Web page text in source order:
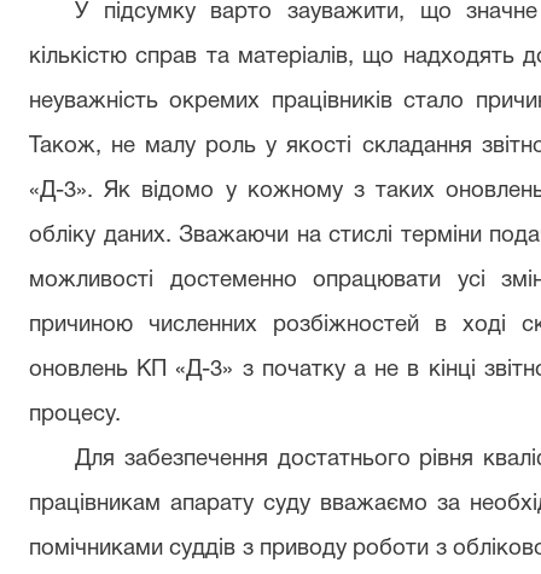
У підсумку варто зауважити, що
кількістю справ та матеріалів, що надходять
неуважність окремих працівників стало
Також, не малу роль у якості складання
«Д-3». Як відомо у кожному з таких оновлень
обліку даних. Зважаючи на стислі терміни
можливості достеменно опрацювати усі
причиною численних розбіжностей в ході
оновлень КП «Д-3» з початку а не в кінці
процесу.
Для забезпечення достатнього рівня
працівникам апарату суду вважаємо за
помічниками суддів з приводу роботи з